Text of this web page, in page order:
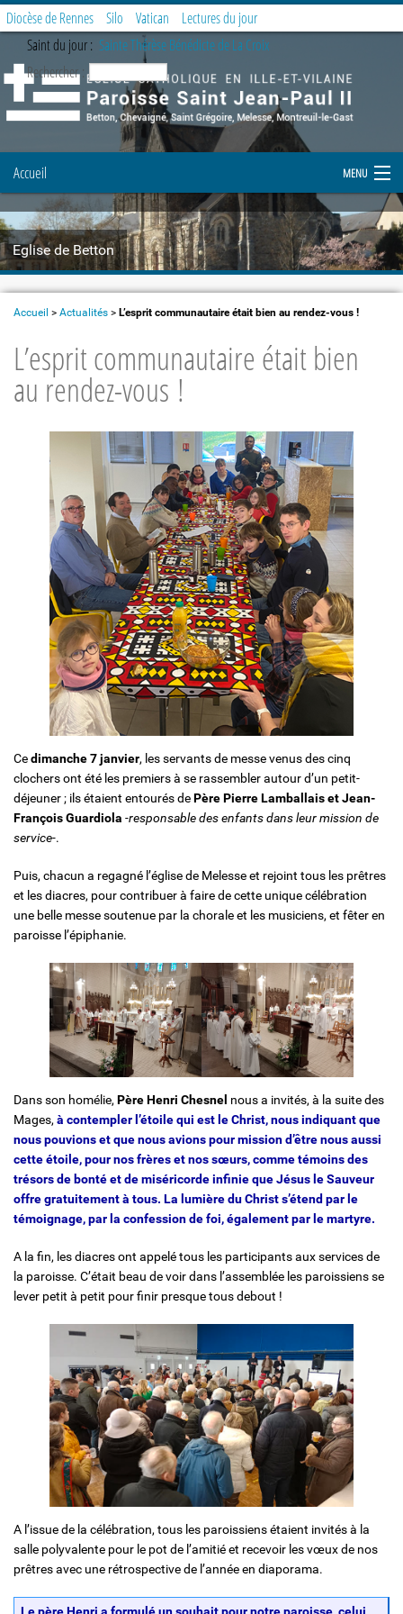
Eglise de Betton
Diocèse de Rennes Silo Vatican
Lectures du jour
Saint du jour : Sainte Thérèse Bénédicte de La Croix
Rechercher :
Accueil MENU
Notre paroisse
Prier et célébrer
Demande de document
Enfance et Jeunesse
Solidarité et Mouvements
Accueil > Actualités > L’esprit communautaire était bien au rendez-vous !
L’esprit communautaire était bien
au rendez-vous !
Cedimanche 7 janvier, les servants de messe venus des cinq
clochers ont été les premiers à se rassembler autour d’un petit-
déjeuner ; ils étaient entourés dePère Pierre Lamballais et Jean-
François Guardiola -responsable des enfants dans leur mission de
service-.
Puis, chacun a regagné l’église de Melesse et rejoint tous les prêtres
et les diacres, pour contribuer à faire de cette unique célébration
une belle messe soutenue par la chorale et les musiciens, et fêter en
paroisse l’épiphanie.
Dans son homélie, Père Henri Chesnel nous a invités, à la suite des
Mages, à contempler l’étoile qui est le Christ, nous indiquant que
nous pouvions et que nous avions pour mission d’être nous aussi
cette étoile, pour nos frères et nos sœurs, comme témoins des
trésors de bonté et de miséricorde infinie que Jésus le Sauveur
offre gratuitement à tous. La lumière du Christ s’étend par le
témoignage, par la confession de foi, également par le martyre.
A la fin, les diacres ont appelé tous les participants aux services de
la paroisse. C’était beau de voir dans l’assemblée les paroissiens se
lever petit à petit pour finir presque tous debout !
A l’issue de la célébration, tous les paroissiens étaient invités à la
salle polyvalente pour le pot de l’amitié et recevoir les vœux de nos
prêtres avec une rétrospective de l’année en diaporama.